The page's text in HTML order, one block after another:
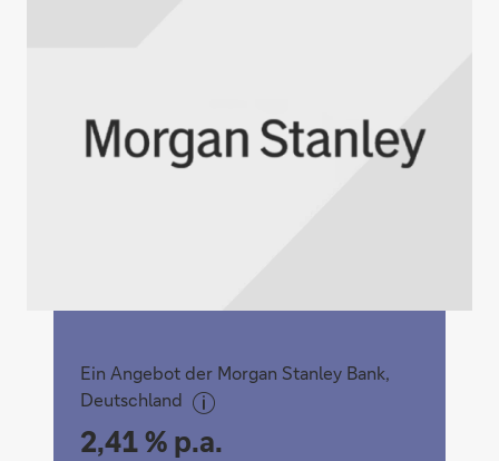
Ein Angebot der Morgan Stanley Bank,
Deutschland
2,41 % p.a.